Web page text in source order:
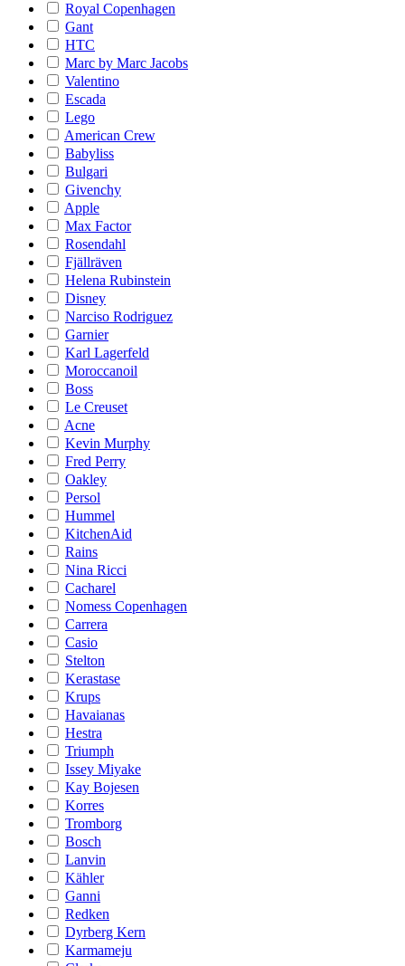
Royal Copenhagen
Gant
HTC
Marc by Marc Jacobs
Valentino
Escada
Lego
American Crew
Babyliss
Bulgari
Givenchy
Apple
Max Factor
Rosendahl
Fjällräven
Helena Rubinstein
Disney
Narciso Rodriguez
Garnier
Karl Lagerfeld
Moroccanoil
Boss
Le Creuset
Acne
Kevin Murphy
Fred Perry
Oakley
Persol
Hummel
KitchenAid
Rains
Nina Ricci
Cacharel
Nomess Copenhagen
Carrera
Casio
Stelton
Kerastase
Krups
Havaianas
Hestra
Triumph
Issey Miyake
Kay Bojesen
Korres
Tromborg
Bosch
Lanvin
Kähler
Ganni
Redken
Dyrberg Kern
Karmameju